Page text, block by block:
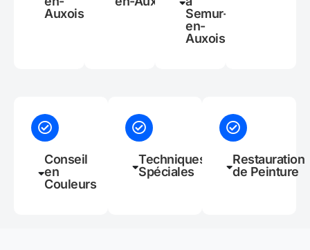
Auxois
Semur-
en-
Auxois
Conseil
en
Couleurs
Techniques
Spéciales
Restauration
de Peinture